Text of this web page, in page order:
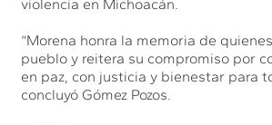
violencia en Michoacán.
“Morena honra la memoria de
pueblo y reitera su compromiso por
en paz, con justicia y bienestar para
concluyó Gómez Pozos.